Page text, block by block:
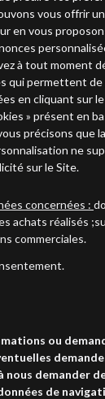
vous offrir
en vous
à tout moment
qui permettent de
en cliquant sur le
» présent en
précisons que
ne
sur le Site.
concernées :
achats réalisés
commerciales.
ou
nous demander
de